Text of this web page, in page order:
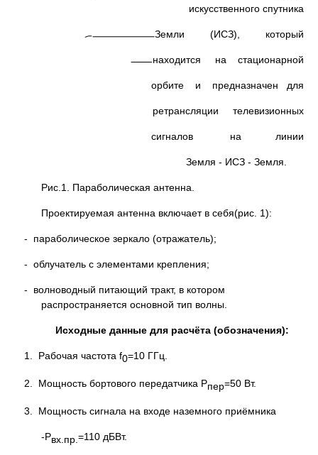
искусственного спутника
Земли (ИСЗ), который
находится на стационарной
орбите и предназначен для
ретрансляции телевизионных
сигналов на линии
Земля - ИСЗ - Земля.
Рис.1. Параболическая антенна.
Проектируемая антенна включает в себя(рис. 1):
- параболическое зеркало (отражатель);
- облучатель с элементами крепления;
- волноводный питающий тракт, в котором
распространяется основной тип волны.
Исходные данные для расчёта (обозначения):
1. Рабочая частота f0=10 ГГц.
2. Мощность бортового передатчика Рпер=50 Вт.
3. Мощность сигнала на входе наземного приёмника
-Рвх.пр. =110 дБВт.